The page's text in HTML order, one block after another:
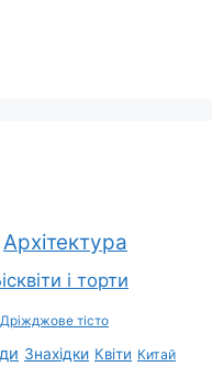
Архітектура
і торти
Дріжджове тісто
Знахідки Квіти Китай